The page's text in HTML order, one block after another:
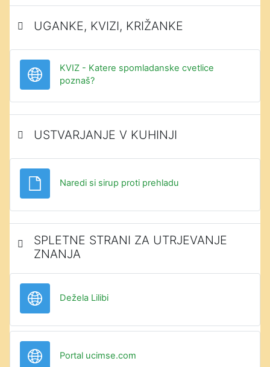
UGANKE, KVIZI, KRIŽANKE
KVIZ - Katere spomladanske cvetlice
poznaš?URL
USTVARJANJE V KUHINJI
Naredi si sirup proti prehladu
SPLETNE STRANI ZA UTRJEVANJE
ZNANJA
Dežela LilibiURL
Portal ucimse.com